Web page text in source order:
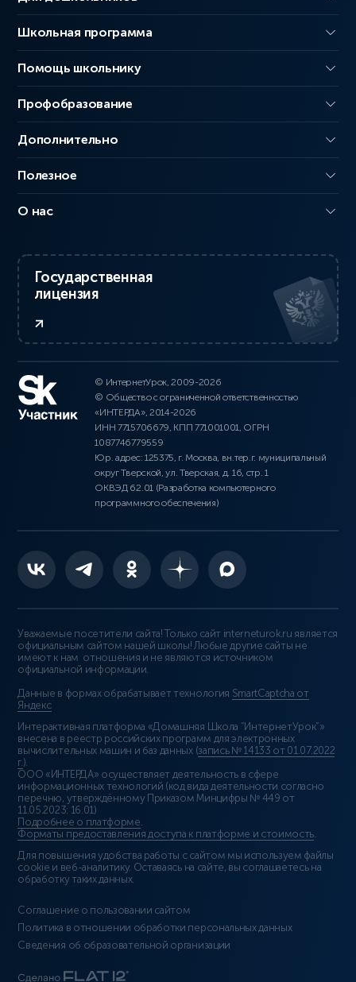
Школьная программа
Помощь школьнику
Профобразование
Дополнительно
Полезное
О нас
Государственная
лицензия
© ИнтернетУрок, 2009-2026
© Общество с ограниченной ответственностью
«ИНТЕРДА», 2014-2026
ИНН 7715706679, КПП 771001001, ОГРН
1087746779559
Юр. адрес: 125375, г. Москва, вн.тер.г. муниципальный
округ Тверской, ул. Тверская, д. 16, стр. 1
ОКВЭД 62.01 (Разработка компьютерного
программного обеспечения)
Уважаемые посетители сайта! Только сайт interneturok.ru является
официальным сайтом нашей школы! Любые другие сайты не
имеют к нам отношения и не являются источником
официальной информации.
Данные в формах обрабатывает технология SmartCaptcha от
Яндекс
Интерактивная платформа «Домашняя Школа “ИнтернетУрок”»
внесена в реестр российских программ для электронных
вычислительных машин и баз данных (запись № 14133 от 01.07.2022
г.).
ООО «ИНТЕРДА» осуществляет деятельность в сфере
информационных технологий (код вида деятельности согласно
перечню, утверждённому Приказом Минцифры № 449 от
11.05.2023: 16.01)
Подробнее о платформе.
Форматы предоставления доступа к платформе и стоимость.
Для повышения удобства работы с сайтом мы используем файлы
cookie и веб-аналитику. Оставаясь на сайте, вы соглашаетесь на
обработку таких данных.
Соглашение о пользовании сайтом
Политика в отношении обработки персональных данных
Сведения об образовательной организации